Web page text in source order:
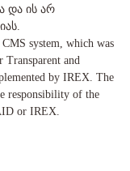
და ის არ
system, which was
and
by IREX. The
responsibility of the
or IREX.